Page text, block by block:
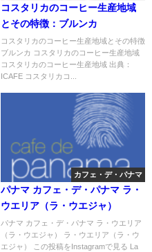
コスタリカのコーヒー生産地域
とその特徴：ブルンカ
コスタリカのコーヒー生産地域とその特徴
ブルンカ コスタリカのコーヒー生産地域
コスタリカのコーヒー生産地域 出典：
ICAFE コスタリカコ...
カフェ・デ・パナマ
パナマ カフェ・デ・パナマ ラ・
ウエリア（ラ・ウエジャ）
パナマ カフェ・デ・パナマ ラ・ウエリア
（ラ・ウエジャ） ラ・ウエリア（ラ・ウ
エジャ） この投稿をInstagramで見る La